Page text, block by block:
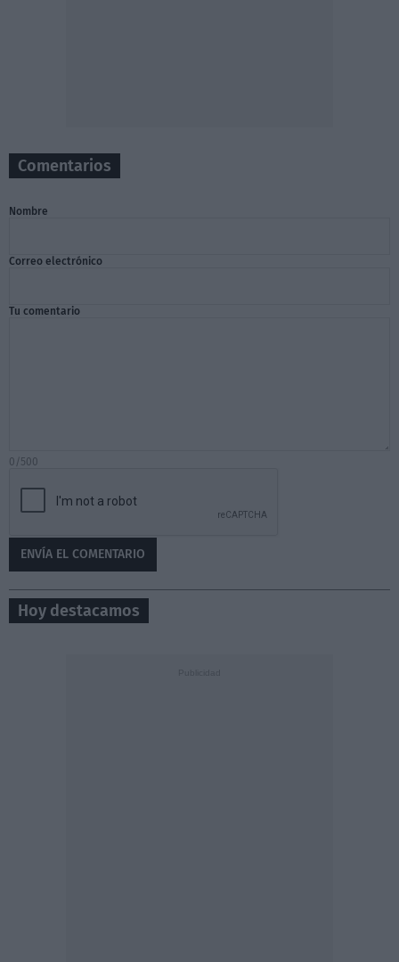
Comentarios
Nombre
Correo electrónico
Tu comentario
0/500
Hoy destacamos